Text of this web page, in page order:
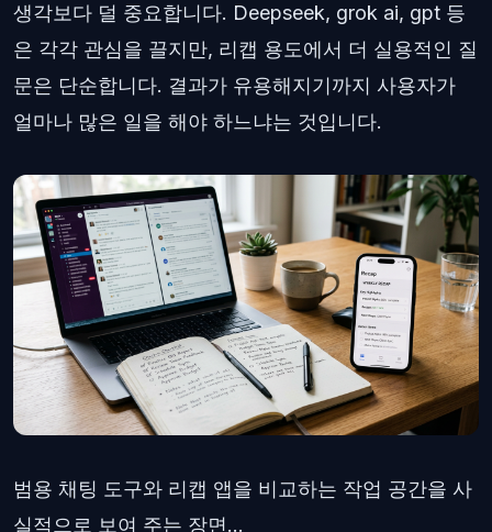
생각보다 덜 중요합니다. Deepseek, grok ai, gpt 등
은 각각 관심을 끌지만, 리캡 용도에서 더 실용적인 질
문은 단순합니다. 결과가 유용해지기까지 사용자가
얼마나 많은 일을 해야 하느냐는 것입니다.
범용 채팅 도구와 리캡 앱을 비교하는 작업 공간을 사
실적으로 보여 주는 장면...